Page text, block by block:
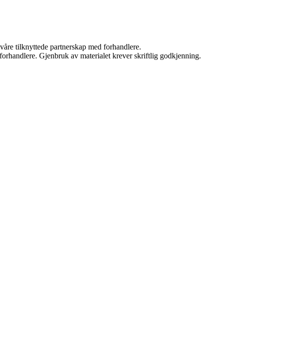
tilknyttede partnerskap med forhandlere.
Gjenbruk av materialet krever skriftlig godkjenning.